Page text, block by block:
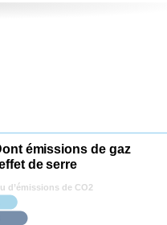
émissions de gaz
de serre
d’émissions de CO2